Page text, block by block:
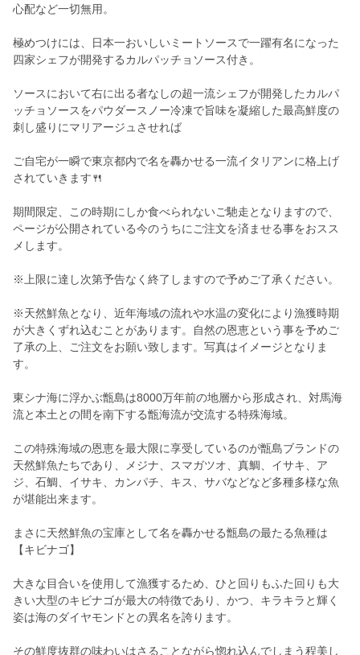
心配など一切無用。
極めつけには、日本一おいしいミートソースで一躍有名になった
四家シェフが開発するカルパッチョソース付き。
ソースにおいて右に出る者なしの超一流シェフが開発したカルパ
ッチョソースをパウダースノー冷凍で旨味を凝縮した最高鮮度の
刺し盛りにマリアージュさせれば
ご自宅が一瞬で東京都内で名を轟かせる一流イタリアンに格上げ
されていきます🍴
期間限定、この時期にしか食べられないご馳走となりますので、
ページが公開されている今のうちにご注文を済ませる事をおスス
メします。
※上限に達し次第予告なく終了しますので予めご了承ください。
※天然鮮魚となり、近年海域の流れや水温の変化により漁獲時期
が大きくずれ込むことがあります。自然の恩恵という事を予めご
了承の上、ご注文をお願い致します。写真はイメージとなりま
す。
東シナ海に浮かぶ甑島は8000万年前の地層から形成され、対馬海
流と本土との間を南下する甑海流が交流する特殊海域。
この特殊海域の恩恵を最大限に享受しているのが甑島ブランドの
天然鮮魚たちであり、メジナ、スマガツオ、真鯛、イサキ、ア
ジ、石鯛、イサキ、カンパチ、キス、サバなどなど多種多様な魚
が堪能出来ます。
まさに天然鮮魚の宝庫として名を轟かせる甑島の最たる魚種は
【キビナゴ】
大きな目合いを使用して漁獲するため、ひと回りもふた回りも大
きい大型のキビナゴが最大の特徴であり、かつ、キラキラと輝く
姿は海のダイヤモンドとの異名を誇ります。
その鮮度抜群の味わいはさることながら惚れ込んでしまう程美し